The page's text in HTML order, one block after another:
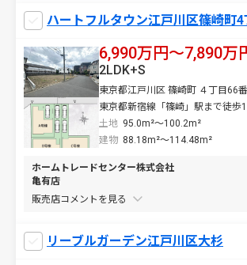
ハートフルタウン江戸川区篠崎町
6,990万円〜7,890万
東京都江戸川区 篠崎町 ４丁目66
東京都新宿線「篠崎」駅まで徒歩
土地 95.0m²～100.2m²
2LDK+S
建物 88.18m²～114.48m²
ホームトレードセンター株式会社
亀有店
販売店コメントを
リーブルガーデン江戸川区大杉